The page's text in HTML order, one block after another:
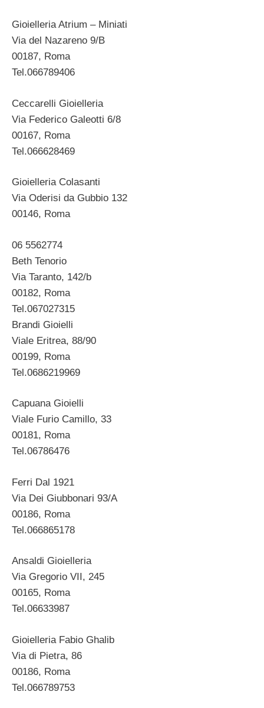
Gioielleria Atrium – Miniati
Via del Nazareno 9/B
00187, Roma
Tel.066789406
Ceccarelli Gioielleria
Via Federico Galeotti 6/8
00167, Roma
Tel.066628469
Gioielleria Colasanti
Via Oderisi da Gubbio 132
00146, Roma
06 5562774
Beth Tenorio
Via Taranto, 142/b
00182, Roma
Tel.067027315
Brandi Gioielli
Viale Eritrea, 88/90
00199, Roma
Tel.0686219969
Capuana Gioielli
Viale Furio Camillo, 33
00181, Roma
Tel.06786476
Ferri Dal 1921
Via Dei Giubbonari 93/A
00186, Roma
Tel.066865178
Ansaldi Gioielleria
Via Gregorio VII, 245
00165, Roma
Tel.06633987
Gioielleria Fabio Ghalib
Via di Pietra, 86
00186, Roma
Tel.066789753